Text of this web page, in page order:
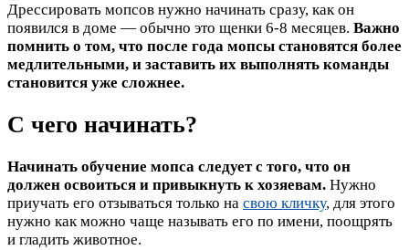
Дрессировать мопсов нужно начинать сразу, как он
появился в доме — обычно это щенки 6-8 месяцев. Важно
помнить о том, что после года мопсы становятся более
медлительными, и заставить их выполнять команды
становится уже сложнее.
С чего начинать?
Начинать обучение мопса следует с того, что он
должен освоиться и привыкнуть к хозяевам. Нужно
приучать его отзываться только на свою кличку, для этого
нужно как можно чаще называть его по имени, поощрять
и гладить животное.